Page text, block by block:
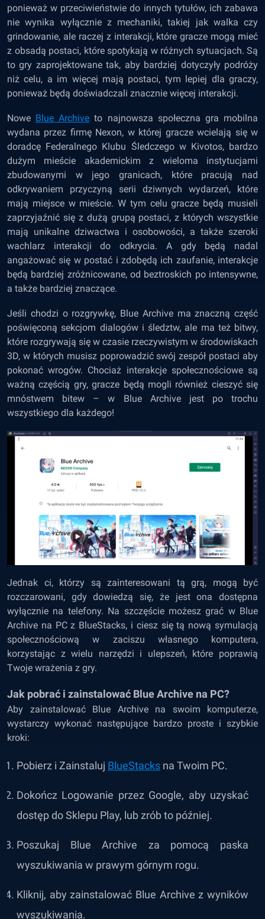
ponieważ w przeciwieństwie do innych tytułów, ich zabawa
nie wynika wyłącznie z mechaniki, takiej jak walka czy
grindowanie, ale raczej z interakcji, które gracze mogą mieć
z obsadą postaci, które spotykają w różnych sytuacjach. Są
to gry zaprojektowane tak, aby bardziej dotyczyły podróży
niż celu, a im więcej mają postaci, tym lepiej dla graczy,
ponieważ będą doświadczali znacznie więcej interakcji.
Nowe Blue Archive to najnowsza społeczna gra mobilna
wydana przez firmę Nexon, w której gracze wcielają się w
doradcę Federalnego Klubu Śledczego w Kivotos, bardzo
dużym mieście akademickim z wieloma instytucjami
zbudowanymi w jego granicach, które pracują nad
odkrywaniem przyczyną serii dziwnych wydarzeń, które
mają miejsce w mieście. W tym celu gracze będą musieli
zaprzyjaźnić się z dużą grupą postaci, z których wszystkie
mają unikalne dziwactwa i osobowości, a także szeroki
wachlarz interakcji do odkrycia. A gdy będą nadal
angażować się w postać i zdobędą ich zaufanie, interakcje
będą bardziej zróżnicowane, od beztroskich po intensywne,
a także bardziej znaczące.
Jeśli chodzi o rozgrywkę, Blue Archive ma znaczną część
poświęconą sekcjom dialogów i śledztw, ale ma też bitwy,
które rozgrywają się w czasie rzeczywistym w środowiskach
3D, w których musisz poprowadzić swój zespół postaci aby
pokonać wrogów. Chociaż interakcje społecznościowe są
ważną częścią gry, gracze będą mogli również cieszyć się
mnóstwem bitew – w Blue Archive jest po trochu
wszystkiego dla każdego!
Jednak ci, którzy są zainteresowani tą grą, mogą być
rozczarowani, gdy dowiedzą się, że jest ona dostępna
wyłącznie na telefony. Na szczęście możesz grać w Blue
Archive na PC z BlueStacks, i ciesz się tą nową symulacją
społecznościową w zaciszu własnego komputera,
korzystając z wielu narzędzi i ulepszeń, które poprawią
Twoje wrażenia z gry.
Jak pobrać i zainstalować Blue Archive na PC?
Aby zainstalować Blue Archive na swoim komputerze,
wystarczy wykonać następujące bardzo proste i szybkie
kroki:
Pobierz i Zainstaluj BlueStacks na Twoim PC.
Dokończ Logowanie przez Google, aby uzyskać
dostęp do Sklepu Play, lub zrób to później.
Poszukaj Blue Archive za pomocą paska
wyszukiwania w prawym górnym rogu.
Kliknij, aby zainstalować Blue Archive z wyników
wyszukiwania.